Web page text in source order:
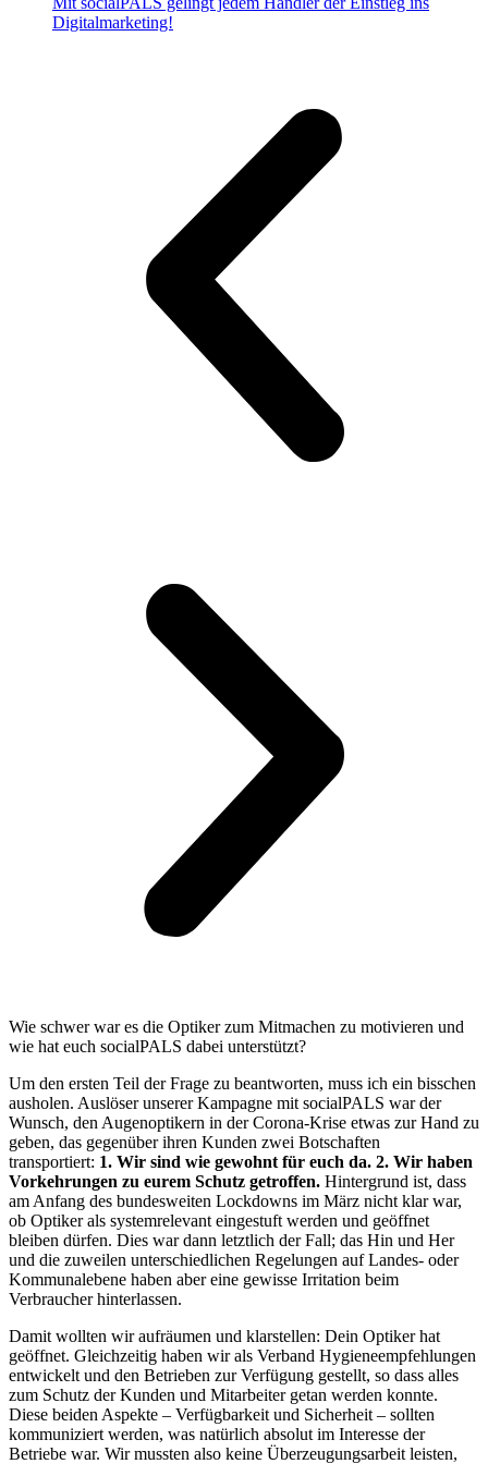
Digitalmarketing!
Wie schwer war es die Optiker zum Mitmachen zu motivieren und
wie hat euch socialPALS dabei unterstützt?
Um den ersten Teil der Frage zu beantworten, muss ich ein bisschen
ausholen. Auslöser unserer Kampagne mit socialPALS war der
Wunsch, den Augenoptikern in der Corona-Krise etwas zur Hand zu
geben, das gegenüber ihren Kunden zwei Botschaften
transportiert: 1. Wir sind wie gewohnt für euch da. 2. Wir haben
Vorkehrungen zu eurem Schutz getroffen. Hintergrund ist, dass
am Anfang des bundesweiten Lockdowns im März nicht klar war,
ob Optiker als systemrelevant eingestuft werden und geöffnet
bleiben dürfen. Dies war dann letztlich der Fall; das Hin und Her
und die zuweilen unterschiedlichen Regelungen auf Landes- oder
Kommunalebene haben aber eine gewisse Irritation beim
Verbraucher hinterlassen.
Damit wollten wir aufräumen und klarstellen: Dein Optiker hat
geöffnet. Gleichzeitig haben wir als Verband Hygieneempfehlungen
entwickelt und den Betrieben zur Verfügung gestellt, so dass alles
zum Schutz der Kunden und Mitarbeiter getan werden konnte.
Diese beiden Aspekte – Verfügbarkeit und Sicherheit – sollten
kommuniziert werden, was natürlich absolut im Interesse der
Betriebe war. Wir mussten also keine Überzeugungsarbeit leisten,